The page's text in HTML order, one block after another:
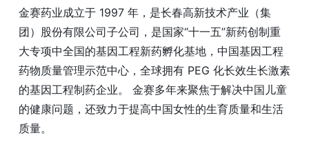
金赛药业成立于 1997 年，是长春高新技术产业（集
团）股份有限公司子公司，是国家“十一五”新药创制重
大专项中全国的基因工程新药孵化基地，中国基因工程
药物质量管理示范中心，全球拥有 PEG 化长效生长激素
的基因工程制药企业。 金赛多年来聚焦于解决中国儿童
的健康问题，还致力于提高中国女性的生育质量和生活
质量。